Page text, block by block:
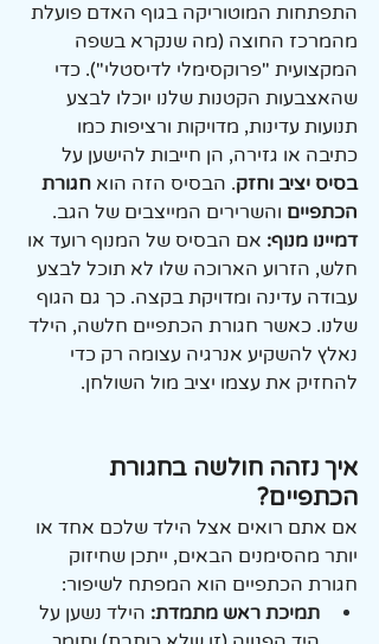
התפתחות המוטוריקה בגוף האדם פועלת
מהמרכז החוצה (מה שנקרא בשפה
המקצועית "פרוקסימלי לדיסטלי"). כדי
שהאצבעות הקטנות שלנו יוכלו לבצע
תנועות עדינות, מדויקות ורציפות כמו
כתיבה או גזירה, הן חייבות להישען על
בסיס יציב וחזק. הבסיס הזה הוא חגורת
הכתפיים והשרירים המייצבים של הגב.
דמיינו מנוף: אם הבסיס של המנוף רועד או
חלש, הזרוע הארוכה שלו לא תוכל לבצע
עבודה עדינה ומדויקת בקצה. כך גם הגוף
שלנו. כאשר חגורת הכתפיים חלשה, הילד
נאלץ להשקיע אנרגיה עצומה רק כדי
להחזיק את עצמו יציב מול השולחן.
איך נזהה חולשה בחגורת
הכתפיים?
אם אתם רואים אצל הילד שלכם אחד או
יותר מהסימנים הבאים, ייתכן שחיזוק
חגורת הכתפיים הוא המפתח לשיפור:
תמיכת ראש מתמדת: הילד נשען על